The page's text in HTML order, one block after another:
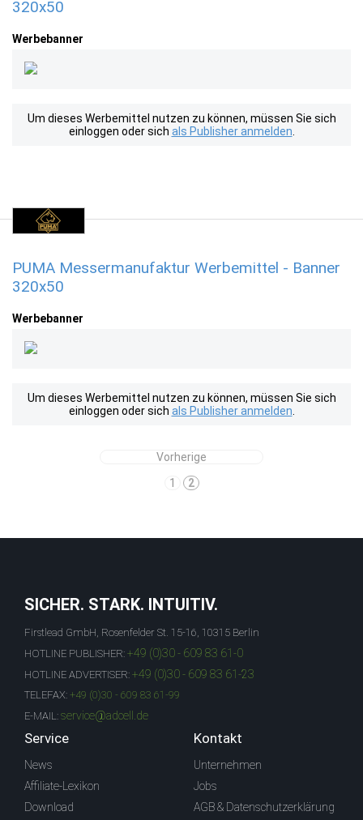
320x50
Werbebanner
Um dieses Werbemittel nutzen zu können, müssen Sie sich
einloggen oder sich als Publisher anmelden
PUMA Messermanufaktur Werbemittel - Banner
320x50
Werbebanner
Um dieses Werbemittel nutzen zu können, müssen Sie sich
einloggen oder sich als Publisher anmelden
Vorherige
1
2
SICHER. STARK. INTUITIV.
Firstlead GmbH, Rosenfelder St. 15-16, 10315 Berlin
HOTLINE PUBLISHER: +49 (0)30 - 609 83 61-0
HOTLINE ADVERTISER: +49 (0)30 - 609 83 61-23
TELEFAX: +49 (0)30 - 609 83 61-99
E-MAIL: service@adcell.de
Service
News
Affiliate-Lexikon
Download
Kontakt
Unternehmen
Jobs
AGB & Datenschutzerklärung